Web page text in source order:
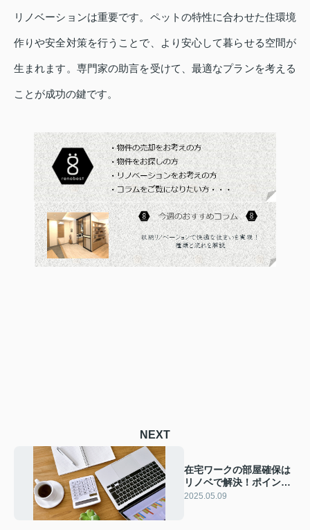
リノベーションは重要です。ペットの特性に合わせた住環境
作りや安全対策を行うことで、より安心して暮らせる空間が
生まれます。専門家の助言を受けて、最適なプランを考える
ことが成功の鍵です。
NEXT
在宅ワークの部屋確保は
リノベで解決！ポイント
や注意点をご紹介
2025.05.09